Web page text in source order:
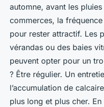
automne, avant les
commerces, la
pour rester attractif. Les
vérandas ou des baies
peuvent opter pour un
? Être régulier. Un
l’accumulation de
plus long et plus cher.